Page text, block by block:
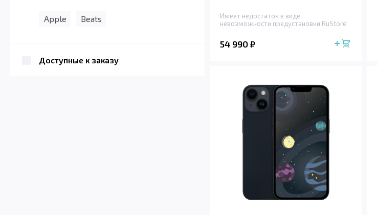
Apple Beats
Доступные к заказу
Имеет недостаток в виде
невозможности предустановки RuStore
54 990 ₽